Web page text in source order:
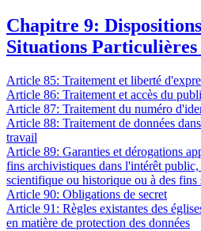
Chapitre 9:
Situations
Article 85: Traitement et liberté
Article 86: Traitement et accès du
Article 87: Traitement du numéro
Article 88: Traitement de données
travail
Article 89: Garanties et dérogations
fins archivistiques dans l'intérêt public,
scientifique ou historique ou à des fins
Article 90: Obligations de secret
Article 91: Règles existantes des
en matière de protection des données